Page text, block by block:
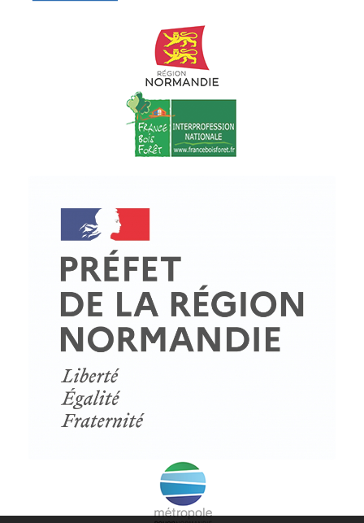
© Copyright - ProfessionsBois | Conception et réalisation :
Actualités
Mentions légales
Politique de confidentialité